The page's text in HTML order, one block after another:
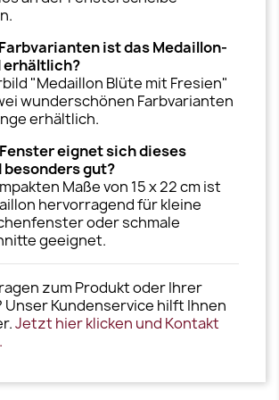
ist das Medaillon-
erhältlich?
"Medaillon Blüte mit Fresien"
wunderschönen Farbvarianten
erhältlich.
eignet sich dieses
gut?
Maße von 15 x 22 cm ist
hervorragend für kleine
oder schmale
geeignet.
zum Produkt oder Ihrer
Unser Kundenservice hilft Ihnen
Jetzt hier klicken und Kontakt